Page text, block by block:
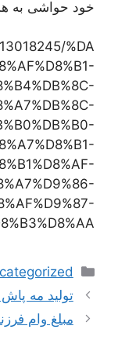
خود حواشی به
%DA
دسته‌ها
ناوبری
نوشته‌ها
تولید مه
مبلغ وام